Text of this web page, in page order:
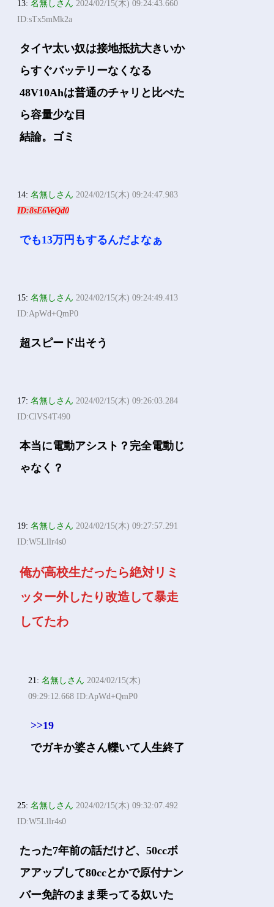
13:名無しさん 2024/02/15(木) 09:24:43.660
ID:sTx5mMk2a
タイヤ太い奴は接地抵抗大きいか
らすぐバッテリーなくなる
48V10Ahは普通のチャリと比べた
ら容量少な目
結論。ゴミ
14:名無しさん 2024/02/15(木) 09:24:47.983
ID:8sE6VeQd0
でも13万円もするんだよなぁ
15:名無しさん 2024/02/15(木) 09:24:49.413
ID:ApWd+QmP0
超スピード出そう
17:名無しさん 2024/02/15(木) 09:26:03.284
ID:ClVS4T490
本当に電動アシスト？完全電動じ
ゃなく？
19:名無しさん 2024/02/15(木) 09:27:57.291
ID:W5Lllr4s0
俺が高校生だったら絶対リミ
ッター外したり改造して暴走
してたわ
21:名無しさん 2024/02/15(木)
09:29:12.668 ID:ApWd+QmP0
>>19
でガキか婆さん轢いて人生終了
25:名無しさん 2024/02/15(木) 09:32:07.492
ID:W5Lllr4s0
たった7年前の話だけど、50ccボ
アアップして80ccとかで原付ナン
バー免許のまま乗ってる奴いた